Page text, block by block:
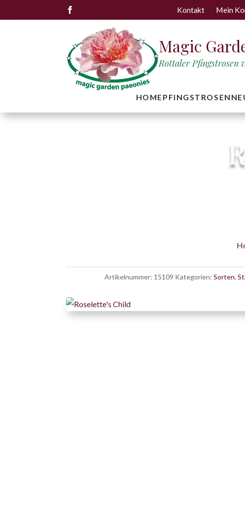
 Kontakt Mein
Magic
Rottaler Pfingstrosen
HOME PFINGSTROSEN
Artikelnummer: 15109 Kategorien: Sorten,